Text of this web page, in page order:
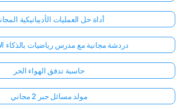
أداة حل العمليات الأديباتيكية
دردشة مجانية مع مدرس رياضيات بالذكاء
حاسبة تدفق الهواء الحر
مولد مسائل جبر 2 مجاني